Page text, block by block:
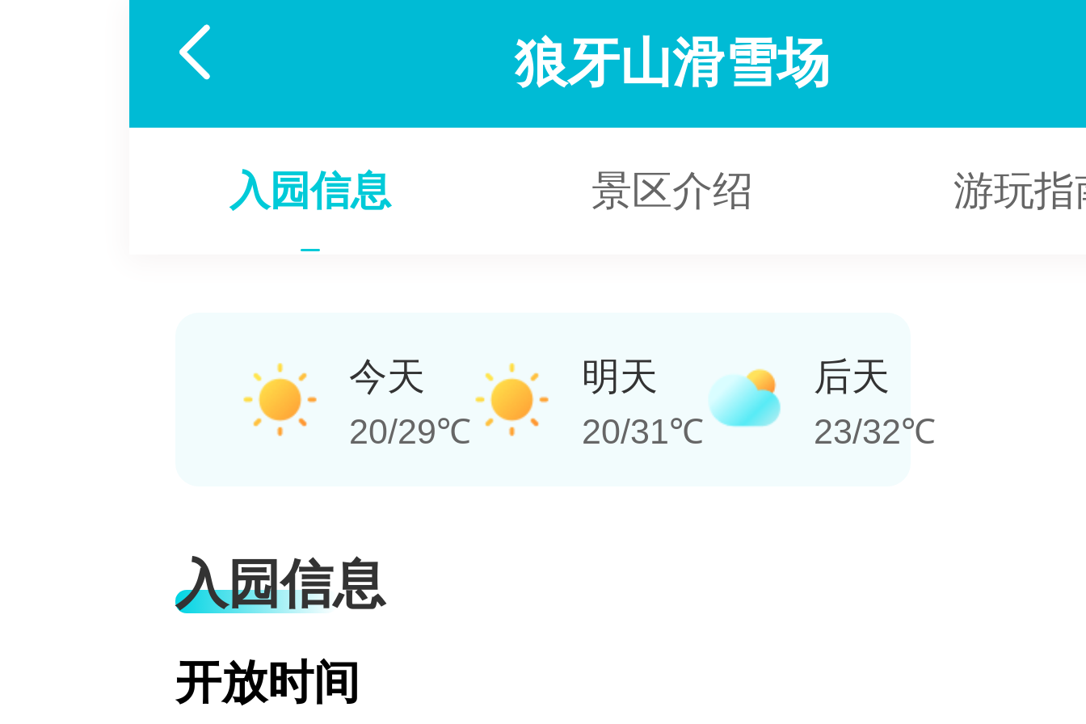
 狼牙山滑雪场
入园信息 景区介绍 游玩指
今天
20/29℃
明天
20/31℃
后天
23/32℃
入园信息
开放时间